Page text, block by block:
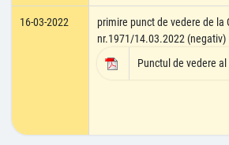
16-03-2022
primire punct de vedere de la
nr.1971/14.03.2022 (negativ)
Punctul de vedere